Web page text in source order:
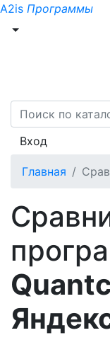
A2is Программы
Вход
Главная